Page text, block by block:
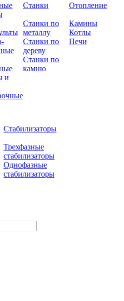
и
Станки
Станки по
металлу
Станки по
дереву
Станки по
камню
Отопление
Камины
Котлы
Печи
Стабилизаторы
Трехфазные
стабилизаторы
Однофазные
стабилизаторы